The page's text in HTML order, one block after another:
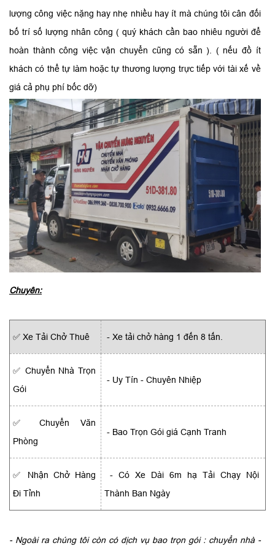
lượng công việc nặng hay nhẹ nhiều hay ít mà chúng tôi cân đối
bố trí số lượng nhân công ( quý khách cần bao nhiêu người để
hoàn thành công việc vận chuyển cũng có sẵn ). ( nếu đồ ít
khách có thể tự làm hoặc tự thương lượng trực tiếp với tài xế về
giá cả phụ phí bốc dỡ)
Chuyên:
✅ Xe Tải Chở Thuê - Xe tải chở hàng 1 đến 8 tấn.
✅ Chuyển Nhà Trọn
Gói
- Uy Tín - Chuyên Nhiệp
✅ Chuyển Văn
Phòng
- Bao Trọn Gói giá Cạnh Tranh
✅ Nhận Chở Hàng
Đi Tỉnh
- Có Xe Dài 6m hạ Tải Chạy Nội
Thành Ban Ngày
- Ngoài ra chúng tôi còn có dịch vụ bao trọn gói : chuyển nhà -